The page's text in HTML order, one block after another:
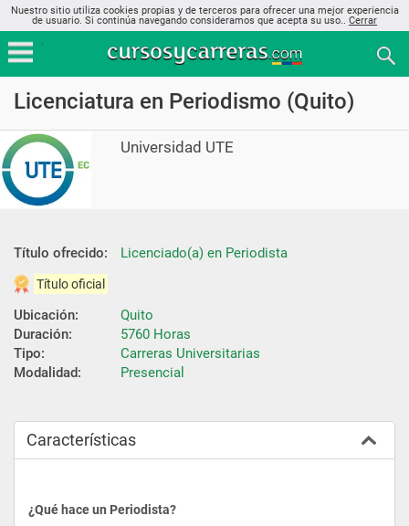
Nuestro sitio utiliza cookies propias y de terceros para ofrecer una mejor experiencia
de usuario. Si continúa navegando consideramos que acepta su uso.. Cerrar
Licenciatura en Periodismo (Quito)
Universidad UTE
Título ofrecido: Licenciado(a) en Periodista
Título oficial
Ubicación:
Quito
Duración:
5760 Horas
Tipo:
Carreras Universitarias
Modalidad:
Presencial
Características
¿Qué hace un Periodista?